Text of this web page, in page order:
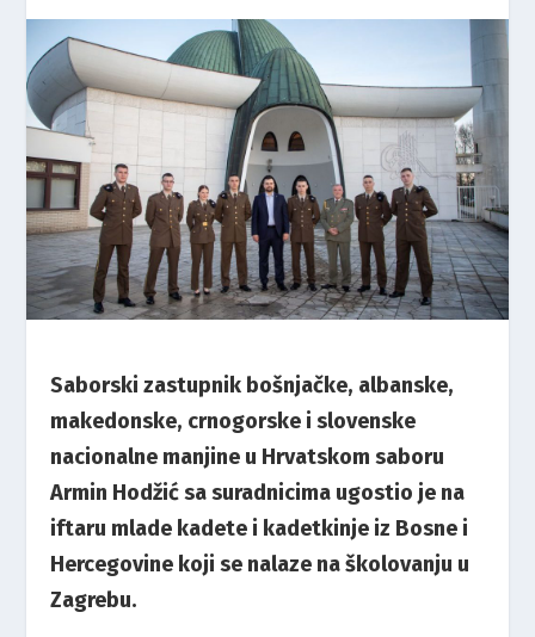
Saborski zastupnik bošnjačke, albanske,
makedonske, crnogorske i slovenske
nacionalne manjine u Hrvatskom saboru
Armin Hodžić sa suradnicima ugostio je na
iftaru mlade kadete i kadetkinje iz Bosne i
Hercegovine koji se nalaze na školovanju u
Zagrebu.